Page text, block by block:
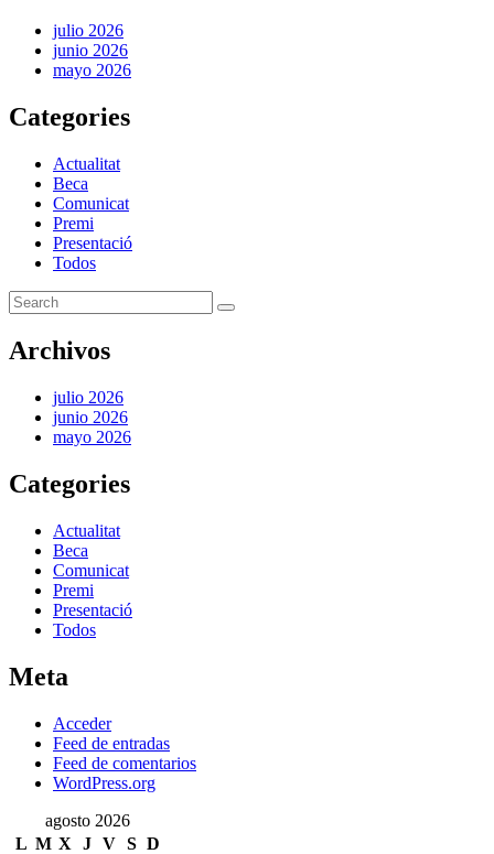
julio 2026
junio 2026
mayo 2026
Categories
Actualitat
Beca
Comunicat
Premi
Presentació
Todos
Archivos
julio 2026
junio 2026
mayo 2026
Categories
Actualitat
Beca
Comunicat
Premi
Presentació
Todos
Meta
Acceder
Feed de entradas
Feed de comentarios
WordPress.org
agosto 2026
L M X J V S D